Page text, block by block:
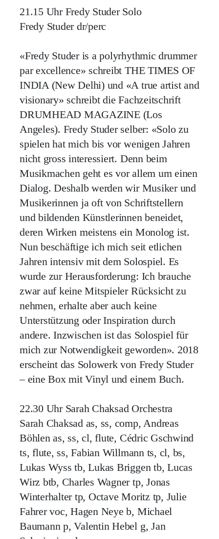
21.15 Uhr Fredy Studer Solo
Fredy Studer dr/perc
«Fredy Studer is a polyrhythmic drummer
par excellence» schreibt THE TIMES OF
INDIA (New Delhi) und «A true artist and
visionary» schreibt die Fachzeitschrift
DRUMHEAD MAGAZINE (Los
Angeles). Fredy Studer selber: «Solo zu
spielen hat mich bis vor wenigen Jahren
nicht gross interessiert. Denn beim
Musikmachen geht es vor allem um einen
Dialog. Deshalb werden wir Musiker und
Musikerinnen ja oft von Schriftstellern
und bildenden Künstlerinnen beneidet,
deren Wirken meistens ein Monolog ist.
Nun beschäftige ich mich seit etlichen
Jahren intensiv mit dem Solospiel. Es
wurde zur Herausforderung: Ich brauche
zwar auf keine Mitspieler Rücksicht zu
nehmen, erhalte aber auch keine
Unterstützung oder Inspiration durch
andere. Inzwischen ist das Solospiel für
mich zur Notwendigkeit geworden». 2018
erscheint das Solowerk von Fredy Studer
– eine Box mit Vinyl und einem Buch.
22.30 Uhr Sarah Chaksad Orchestra
Sarah Chaksad as, ss, comp, Andreas
Böhlen as, ss, cl, flute, Cédric Gschwind
ts, flute, ss, Fabian Willmann ts, cl, bs,
Lukas Wyss tb, Lukas Briggen tb, Lucas
Wirz btb, Charles Wagner tp, Jonas
Winterhalter tp, Octave Moritz tp, Julie
Fahrer voc, Hagen Neye b, Michael
Baumann p, Valentin Hebel g, Jan